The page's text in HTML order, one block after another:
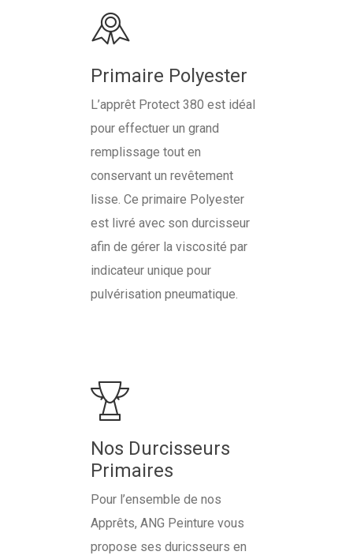
Primaire Polyester
L’apprêt Protect 380 est idéal
pour effectuer un grand
remplissage tout en
conservant un revêtement
lisse. Ce primaire Polyester
est livré avec son durcisseur
afin de gérer la viscosité par
indicateur unique pour
pulvérisation pneumatique.
Nos Durcisseurs
Primaires
Pour l’ensemble de nos
Apprêts, ANG Peinture vous
propose ses duricsseurs en